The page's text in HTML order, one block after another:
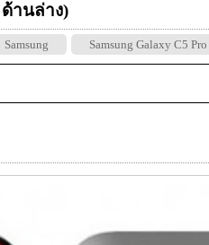
านล่าง)
Samsung Samsung Galaxy C5 Pro